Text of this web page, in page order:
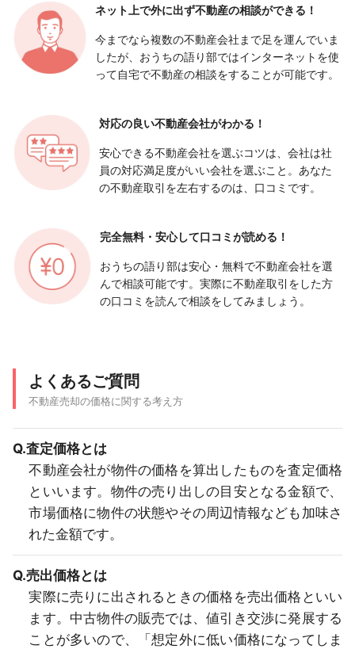
ネット上で外に出ず不動産の相談ができる！
今までなら複数の不動産会社まで足を運んでいま
したが、おうちの語り部ではインターネットを使
って自宅で不動産の相談をすることが可能です。
対応の良い不動産会社がわかる！
安心できる不動産会社を選ぶコツは、会社は社
員の対応満足度がいい会社を選ぶこと。あなた
の不動産取引を左右するのは、口コミです。
完全無料・安心して口コミが読める！
おうちの語り部は安心・無料で不動産会社を選
んで相談可能です。実際に不動産取引をした方
の口コミを読んで相談をしてみましょう。
よくあるご質問
不動産売却の価格に関する考え方
Q.査定価格とは
不動産会社が物件の価格を算出したものを査定価格
といいます。物件の売り出しの目安となる金額で、
市場価格に物件の状態やその周辺情報なども加味さ
れた金額です。
Q.売出価格とは
実際に売りに出されるときの価格を売出価格といい
ます。中古物件の販売では、値引き交渉に発展する
ことが多いので、「想定外に低い価格になってしま